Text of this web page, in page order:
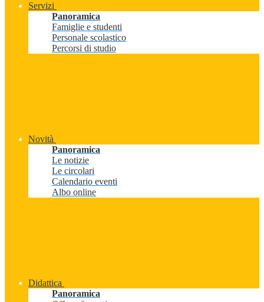
Servizi
Panoramica
Famiglie e studenti
Personale scolastico
Percorsi di studio
Novità
Panoramica
Le notizie
Le circolari
Calendario eventi
Albo online
Didattica
Panoramica